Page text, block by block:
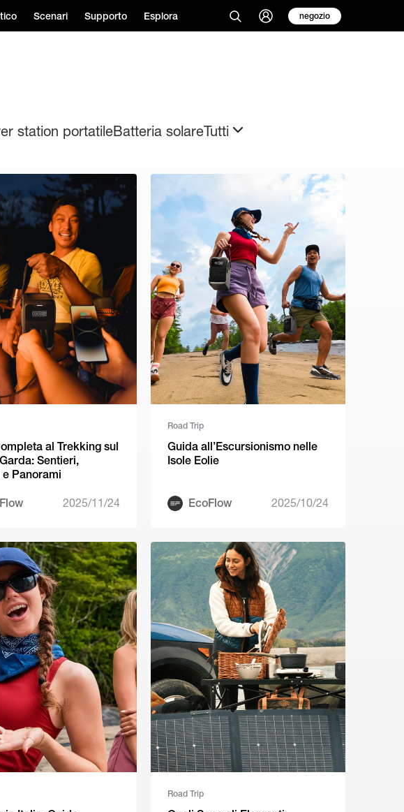
Scenari Supporto Esplora negozio
station portatileBatteria solareTutti
al Trekking sul
Sentieri,
Panorami
2025/11/24
Road Trip
Guida all’Escursionismo nelle
Isole Eolie
EcoFlow 2025/10/24
Road Trip